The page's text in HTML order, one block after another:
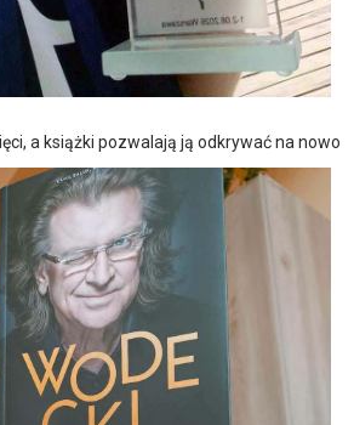
a książki pozwalają ją odkrywać na nowo